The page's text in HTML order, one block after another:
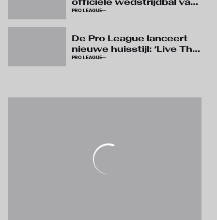
Kipsta
PRO LEAGUE
De Pro League lanceert
nieuwe huisstijl: ‘Live The
Game’
PRO LEAGUE